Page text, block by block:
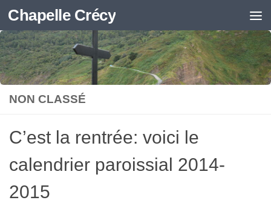
Skip to content
Chapelle Crécy
NON CLASSÉ
C’est la rentrée: voici le
calendrier paroissial 2014-
2015